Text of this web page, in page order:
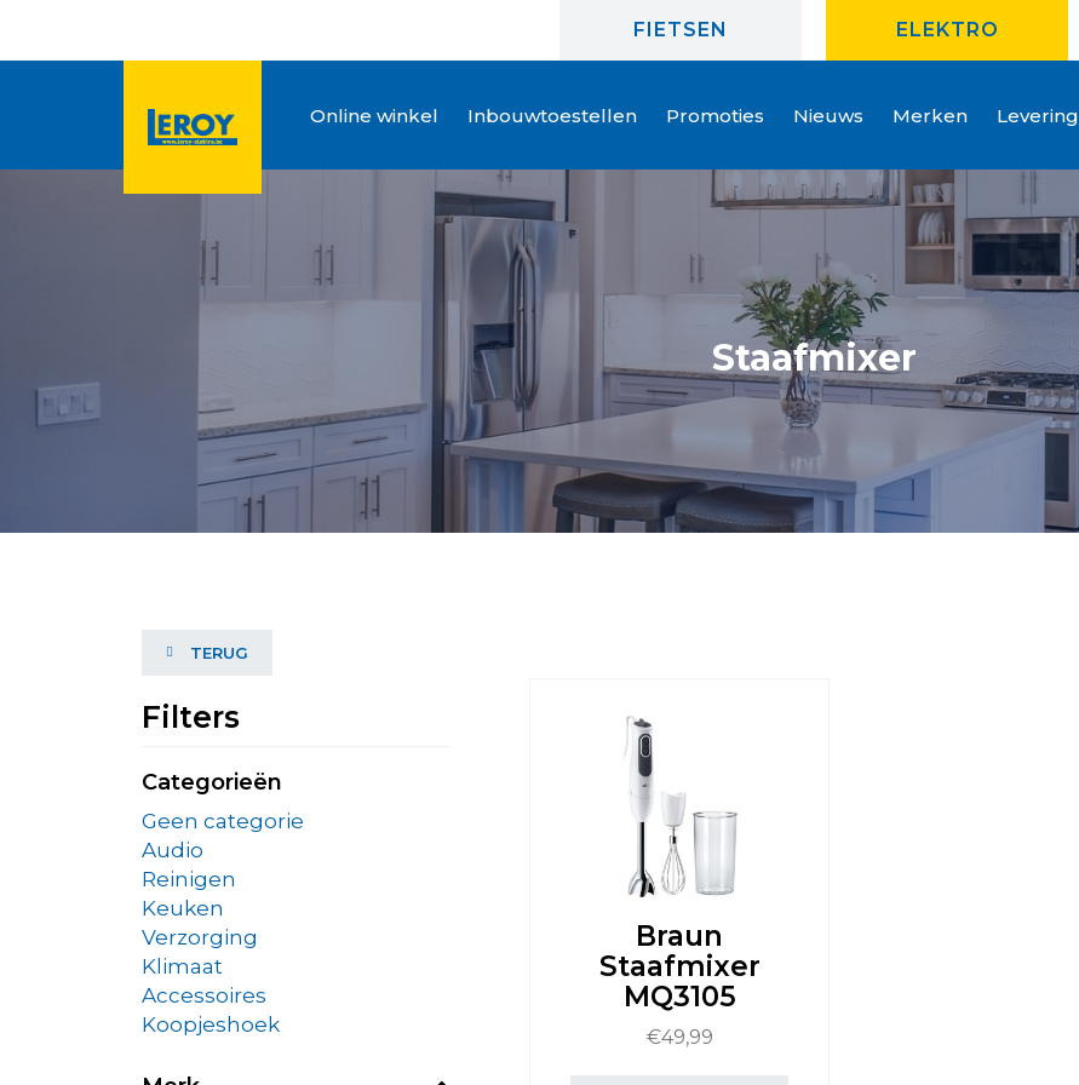
FIETSEN ELEKTRO
Online winkel Inbouwtoestellen Promoties Nieuws Merken Levering
Staafmixer
TERUG
Filters
Categorieën
Geen categorie
Audio
Reinigen
Keuken
Verzorging
Klimaat
Accessoires
Koopjeshoek
Braun
Staafmixer
MQ3105
€49,99